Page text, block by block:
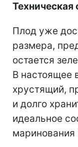
Техническая
Плод уже
размера,
остается
В настоящее
хрустящий,
и долго
идеальное